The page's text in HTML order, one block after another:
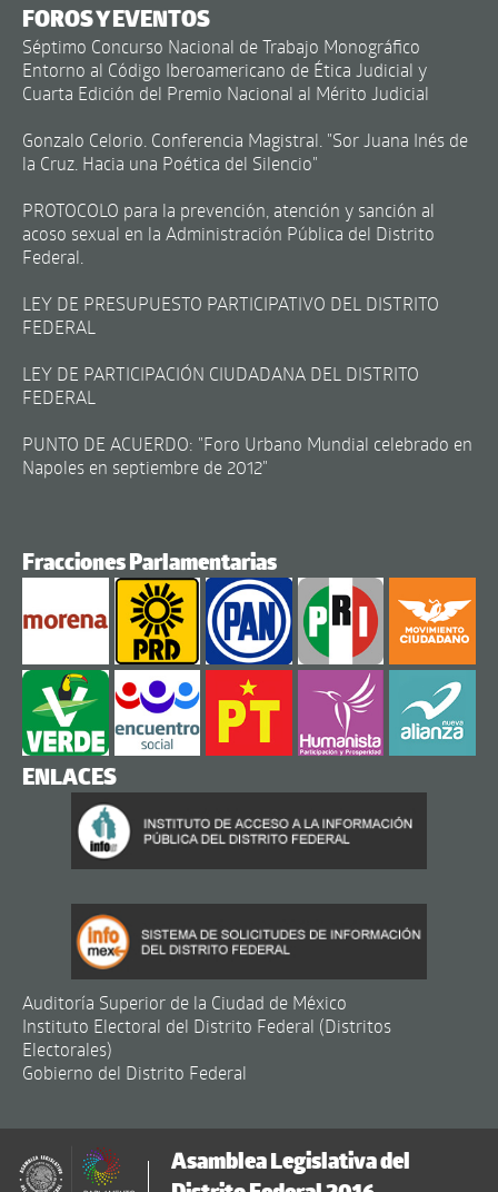
FOROS Y EVENTOS
Séptimo Concurso Nacional de Trabajo Monográfico
Entorno al Código Iberoamericano de Ética Judicial y
Cuarta Edición del Premio Nacional al Mérito Judicial
Gonzalo Celorio. Conferencia Magistral. "Sor Juana Inés de
la Cruz. Hacia una Poética del Silencio"
PROTOCOLO para la prevención, atención y sanción al
acoso sexual en la Administración Pública del Distrito
Federal.
LEY DE PRESUPUESTO PARTICIPATIVO DEL DISTRITO
FEDERAL
LEY DE PARTICIPACIÓN CIUDADANA DEL DISTRITO
FEDERAL
PUNTO DE ACUERDO: "Foro Urbano Mundial celebrado en
Napoles en septiembre de 2012"
Fracciones Parlamentarias
ENLACES
Auditoría Superior de la Ciudad de México
Instituto Electoral del Distrito Federal (Distritos
Electorales)
Gobierno del Distrito Federal
Asamblea Legislativa del